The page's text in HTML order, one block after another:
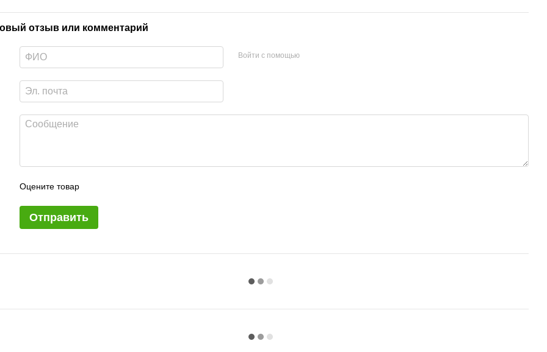
отзыв или комментарий
Войти с помощью
Оцените товар
Отправить